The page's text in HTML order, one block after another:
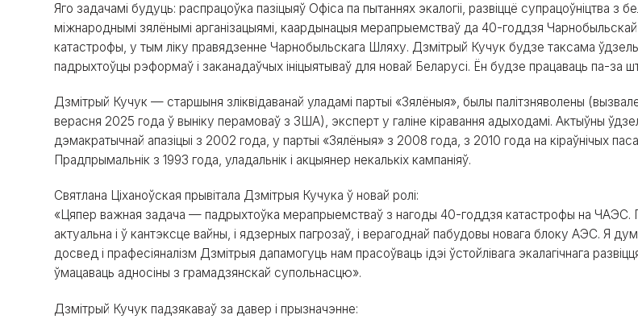
Яго задачамі будуць: распрацоўка пазіцыяў Офіса па пытаннях экалогіі, развіццё супрацоўніцтва з
міжнароднымі зялёнымі арганізацыямі, каардынацыя мерапрыемстваў да 40-годдзя Чарнобыльскай
катастрофы, у тым ліку правядзенне Чарнобыльскага Шляху. Дзмітрый Кучук будзе таксама
падрыхтоўцы рэформаў і заканадаўчых ініцыятываў для новай Беларусі. Ён будзе працаваць па-за
Дзмітрый Кучук — старшыня зліквідаванай уладамі партыі «Зялёныя», былы палітзняволены
верасня 2025 года ў выніку перамоваў з ЗША), эксперт у галіне кіравання адыходамі. Актыўны
дэмакратычнай апазіцыі з 2002 года, у партыі «Зялёныя» з 2008 года, з 2010 года на кіраўнічых
Прадпрымальнік з 1993 года, уладальнік і акцыянер некалькіх кампаніяў.
Святлана Ціханоўская прывітала Дзмітрыя Кучука ў новай ролі:
«Цяпер важная задача — падрыхтоўка мерапрыемстваў з нагоды 40-годдзя катастрофы на ЧАЭС.
актуальна і ў кантэксце вайны, і ядзерных пагрозаў, і верагоднай пабудовы новага блоку АЭС. Я
досвед і прафесіяналізм Дзмітрыя дапамогуць нам прасоўваць ідэі ўстойлівага экалагічнага
ўмацаваць адносіны з грамадзянскай супольнасцю».
Дзмітрый Кучук падзякаваў за давер і прызначэнне: